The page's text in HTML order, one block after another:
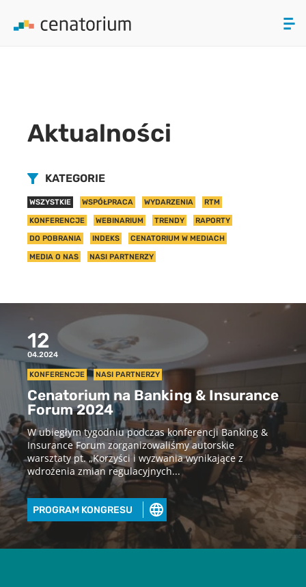
KONTAKT
Aktualności
KATEGORIE
WSZYSTKIE WSPÓŁPRACA WYDARZENIA RTM
KONFERENCJE WEBINARIUM TRENDY RAPORTY
DO POBRANIA INDEKS CENATORIUM W MEDIACH
MEDIA O NAS NASI PARTNERZY
12
04.2024
KONFERENCJE NASI PARTNERZY
Cenatorium na Banking & Insurance
Forum 2024
W ubiegłym tygodniu podczas konferencji Banking &
Insurance Forum zorganizowaliśmy autorskie
warsztaty pt. „Korzyści i wyzwania wynikające z
wdrożenia zmian regulacyjnych...
PROGRAM KONGRESU